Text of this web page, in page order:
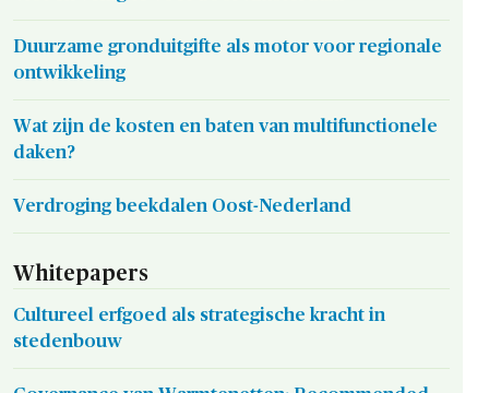
Duurzame gronduitgifte als motor voor regionale
ontwikkeling
Wat zijn de kosten en baten van multifunctionele
daken?
Verdroging beekdalen Oost-Nederland
Whitepapers
Cultureel erfgoed als strategische kracht in
stedenbouw